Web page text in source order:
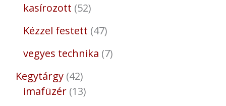
kasírozott 52
Kézzel festett 47
vegyes technika 7
Kegytárgy 42
imafüzér 13